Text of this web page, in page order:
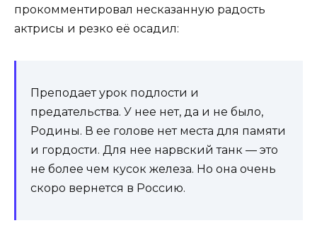
прокомментировал несказанную радость
актрисы и резко её осадил:
Преподает урок подлости и
предательства. У нее нет, да и не было,
Родины. В ее голове нет места для памяти
и гордости. Для нее нарвский танк — это
не более чем кусок железа. Но она очень
скоро вернется в Россию.